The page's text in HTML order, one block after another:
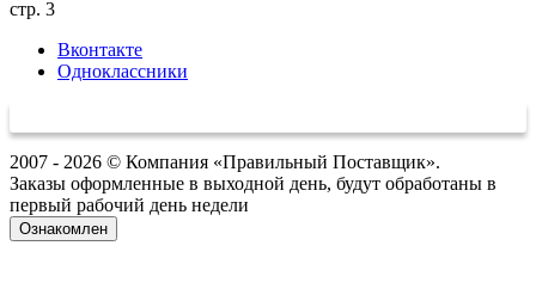
стр. 3
Вконтакте
Одноклассники
2007 - 2026 © Компания «Правильный Поставщик».
Заказы оформленные в выходной день, будут обработаны в
первый рабочий день недели
Ознакомлен